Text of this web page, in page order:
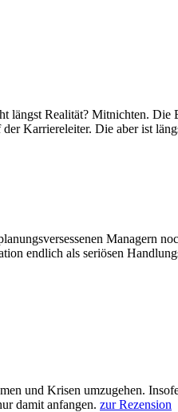
längst Realität? Mitnichten.
Karriereleiter. Die aber ist
Managern
endlich als seriösen
und Krisen umzugehen.
damit anfangen. zur Rezension